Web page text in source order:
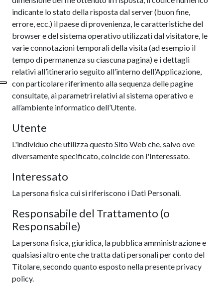
indicante lo stato della risposta dal server (buon fine,
errore, ecc.) il paese di provenienza, le caratteristiche del
browser e del sistema operativo utilizzati dal visitatore, le
varie connotazioni temporali della visita (ad esempio il
tempo di permanenza su ciascuna pagina) e i dettagli
relativi all’itinerario seguito all’interno dell’Applicazione,
con particolare riferimento alla sequenza delle pagine
consultate, ai parametri relativi al sistema operativo e
all’ambiente informatico dell’Utente.
Utente
L'individuo che utilizza questo Sito Web che, salvo ove
diversamente specificato, coincide con l'Interessato.
Interessato
La persona fisica cui si riferiscono i Dati Personali.
Responsabile del Trattamento (o
Responsabile)
La persona fisica, giuridica, la pubblica amministrazione e
qualsiasi altro ente che tratta dati personali per conto del
Titolare, secondo quanto esposto nella presente privacy
policy.